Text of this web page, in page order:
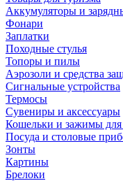
Аккумуляторы и
Фонари
Заплатки
Походные стулья
Топоры и пилы
Аэрозоли и средства
Сигнальные устройства
Термосы
Сувениры и аксессуары
Кошельки и зажимы для
Посуда и столовые
Зонты
Картины
Брелоки